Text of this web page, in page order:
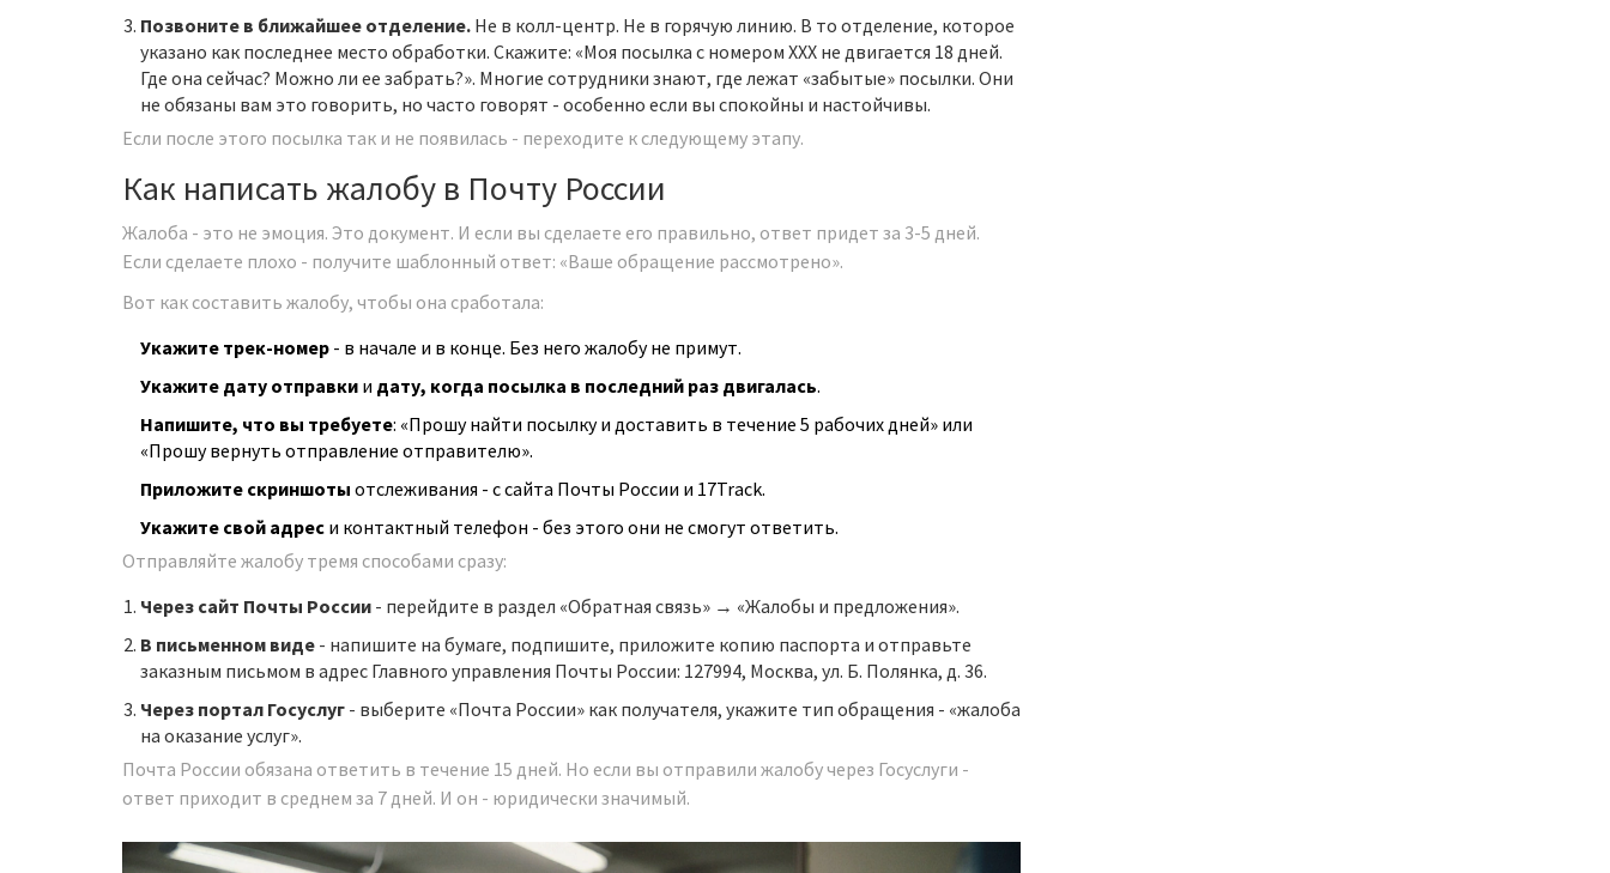
Позвоните в ближайшее отделение. Не в колл-центр. Не в горячую линию. В то отделение, которое
указано как последнее место обработки. Скажите: «Моя посылка с номером XXX не двигается 18 дней.
Где она сейчас? Можно ли ее забрать?». Многие сотрудники знают, где лежат «забытые» посылки. Они
не обязаны вам это говорить, но часто говорят - особенно если вы спокойны и настойчивы.
Если после этого посылка так и не появилась - переходите к следующему этапу.
Как написать жалобу в Почту России
Жалоба - это не эмоция. Это документ. И если вы сделаете его правильно, ответ придет за 3-5 дней.
Если сделаете плохо - получите шаблонный ответ: «Ваше обращение рассмотрено».
Вот как составить жалобу, чтобы она сработала:
Укажите трек-номер - в начале и в конце. Без него жалобу не примут.
Укажите дату отправки и дату, когда посылка в последний раз двигалась.
Напишите, что вы требуете: «Прошу найти посылку и доставить в течение 5 рабочих дней» или
«Прошу вернуть отправление отправителю».
Приложите скриншоты отслеживания - с сайта Почты России и 17Track.
Укажите свой адрес и контактный телефон - без этого они не смогут ответить.
Отправляйте жалобу тремя способами сразу:
Через сайт Почты России - перейдите в раздел «Обратная связь» → «Жалобы и предложения».
В письменном виде - напишите на бумаге, подпишите, приложите копию паспорта и отправьте
заказным письмом в адрес Главного управления Почты России: 127994, Москва, ул. Б. Полянка, д. 36.
Через портал Госуслуг - выберите «Почта России» как получателя, укажите тип обращения - «жалоба
на оказание услуг».
Почта России обязана ответить в течение 15 дней. Но если вы отправили жалобу через Госуслуги -
ответ приходит в среднем за 7 дней. И он - юридически значимый.